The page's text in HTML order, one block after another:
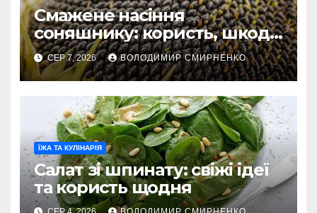
Смажене насіння
соняшнику: користь, шкода
та секрети приготування
СЕР 7, 2026 ВОЛОДИМИР СМИРНЕНКО
ЇЖА ТА КУЛІНАРІЯ
Салат зі шпинату: свіжі ідеї
та користь щодня